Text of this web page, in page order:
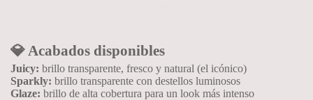
💎 Acabados disponibles
Juicy: brillo transparente, fresco y natural (el icónico)
Sparkly: brillo transparente con destellos luminosos
Glaze: brillo de alta cobertura para un look más intenso